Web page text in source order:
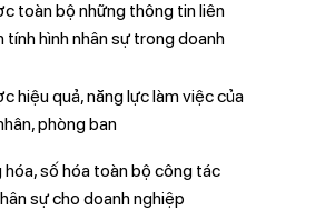
toàn bộ những thông tin liên
tính hình nhân sự trong doanh
hiệu quả, năng lực làm việc của
phòng ban
số hóa toàn bộ công tác
sự cho doanh nghiệp